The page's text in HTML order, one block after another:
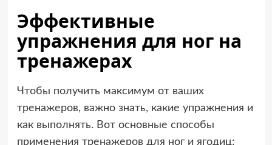
Эффективные
упражнения для ног на
тренажерах
Чтобы получить максимум от ваших
тренажеров, важно знать, какие упражнения и
как выполнять. Вот основные способы
применения тренажеров для ног и ягодиц: